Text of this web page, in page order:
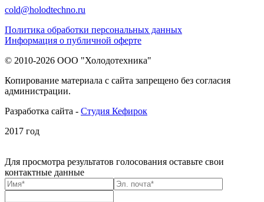
cold@holodtechno.ru
Политика обработки персональных данных
Информация о публичной оферте
© 2010-2026 ООО "Холодотехника"
Копирование материала с сайта запрещено без согласия
администрации.
Разработка сайта - Студия Кефирок
2017 год
Для просмотра результатов голосования оставьте свои
контактные данные